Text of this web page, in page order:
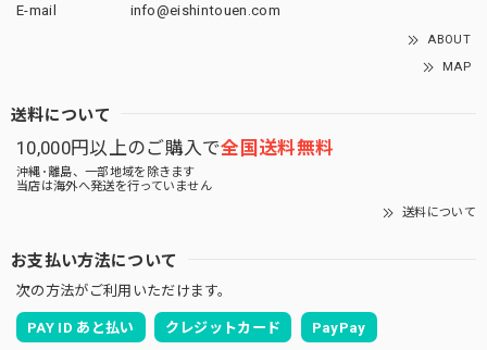
E-mail
info@eishintouen.com
ABOUT
MAP
送料について
10,000円以上のご購入で全国送料無料
沖縄･離島、一部地域を除きます
当店は海外へ発送を行っていません
送料について
お支払い方法について
次の方法がご利用いただけます。
PAY ID あと払い クレジットカード PayPay